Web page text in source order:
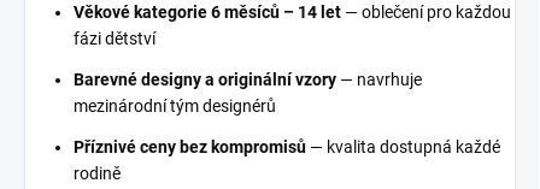
Věkové kategorie 6 měsíců – 14 let — oblečení pro každou
fázi dětství
Barevné designy a originální vzory — navrhuje
mezinárodní tým designérů
Příznivé ceny bez kompromisů — kvalita dostupná každé
rodině